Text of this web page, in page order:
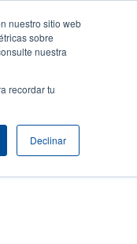
nuestro sitio web
sobre
nuestra
recordar tu
Declinar
sesión / Registrarse